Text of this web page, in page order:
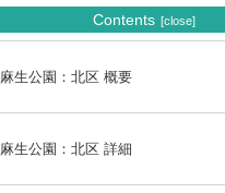
Contents
麻生公園：北区 概要
麻生公園：北区 詳細